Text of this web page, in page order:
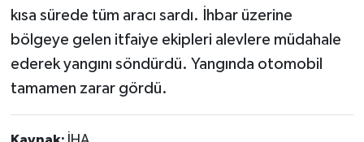
kısa sürede tüm aracı sardı. İhbar üzerine
bölgeye gelen itfaiye ekipleri alevlere müdahale
ederek yangını söndürdü. Yangında otomobil
tamamen zarar gördü.